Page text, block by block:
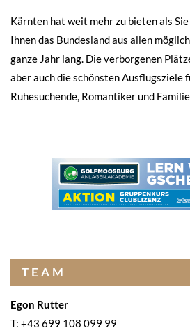
Kärnten hat weit mehr zu bieten als
Ihnen das Bundesland aus allen
ganze Jahr lang. Die verborgenen
aber auch die schönsten Ausflugsziele
Ruhesuchende, Romantiker und
TEAM
Egon Rutter
T: +43 699 108 099 99